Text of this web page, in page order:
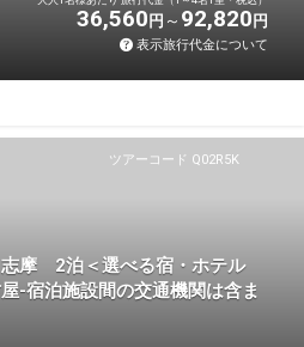
36,560 円 92,820 円
表示旅行代金について
ツアーコード Q02R5K
摩 2泊＜選べる宿・ホテル
-宿泊施設間の交通機関は含ま